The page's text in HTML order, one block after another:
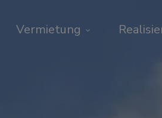
Vermietung